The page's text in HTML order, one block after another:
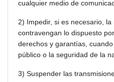
cualquier medio de
2) Impedir, si es necesario,
contravengan lo dispuesto
derechos y garantías,
público o la seguridad de la
3) Suspender las